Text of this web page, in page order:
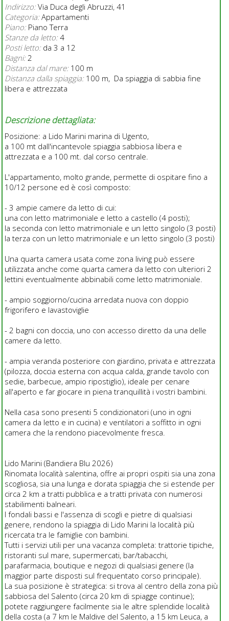
Indirizzo:Via Duca degli Abruzzi, 41
Categoria:Appartamenti
Piano:Piano Terra
Stanze da letto:4
Posti letto:da 3 a 12
Bagni:2
Distanza dal mare:100 m
Distanza dalla spiaggia:100 m, Da spiaggia di sabbia fine
libera e attrezzata
Descrizione dettagliata:
Posizione: a Lido Marini marina di Ugento,
a 100 mt dall'incantevole spiaggia sabbiosa libera e
attrezzata e a 100 mt. dal corso centrale.
L'appartamento, molto grande, permette di ospitare fino a
10/12 persone ed è così composto:
- 3 ampie camere da letto di cui:
una con letto matrimoniale e letto a castello (4 posti);
la seconda con letto matrimoniale e un letto singolo (3 posti)
la terza con un letto matrimoniale e un letto singolo (3 posti)
Una quarta camera usata come zona living può essere
utilizzata anche come quarta camera da letto con ulteriori 2
lettini eventualmente abbinabili come letto matrimoniale.
- ampio soggiorno/cucina arredata nuova con doppio
frigorifero e lavastoviglie
- 2 bagni con doccia, uno con accesso diretto da una delle
camere da letto.
- ampia veranda posteriore con giardino, privata e attrezzata
(pilozza, doccia esterna con acqua calda, grande tavolo con
sedie, barbecue, ampio ripostiglio), ideale per cenare
all'aperto e far giocare in piena tranquillità i vostri bambini.
Nella casa sono presenti 5 condizionatori (uno in ogni
camera da letto e in cucina) e ventilatori a soffitto in ogni
camera che la rendono piacevolmente fresca.
Lido Marini (Bandiera Blu 2026)
Rinomata località salentina, offre ai propri ospiti sia una zona
scogliosa, sia una lunga e dorata spiaggia che si estende per
circa 2 km a tratti pubblica e a tratti privata con numerosi
stabilimenti balneari.
I fondali bassi e l'assenza di scogli e pietre di qualsiasi
genere, rendono la spiaggia di Lido Marini la località più
ricercata tra le famiglie con bambini.
Tutti i servizi utili per una vacanza completa: trattorie tipiche,
ristoranti sul mare, supermercati, bar/tabacchi,
parafarmacia, boutique e negozi di qualsiasi genere (la
maggior parte disposti sul frequentato corso principale).
La sua posizione è strategica: si trova al centro della zona più
sabbiosa del Salento (circa 20 km di spiagge continue);
potete raggiungere facilmente sia le altre splendide località
della costa (a 7 km le Maldive del Salento, a 15 km Leuca, a